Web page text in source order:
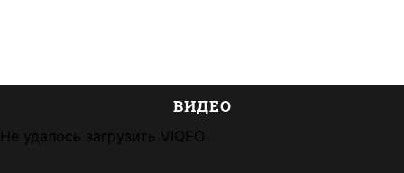
ВИДЕО
Не удалось загрузить VIQEO